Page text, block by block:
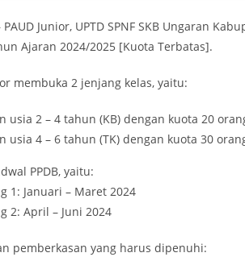
PAUD Junior, UPTD SPNF SKB Ungaran
Ajaran 2024/2025 [Kuota Terbatas].
membuka 2 jenjang kelas, yaitu:
usia 2 – 4 tahun (KB) dengan kuota 20
usia 4 – 6 tahun (TK) dengan kuota 30
PPDB, yaitu:
1: Januari – Maret 2024
2: April – Juni 2024
pemberkasan yang harus dipenuhi: